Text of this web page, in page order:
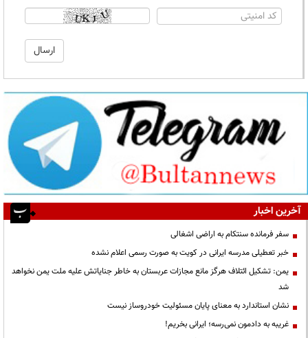
آخرین اخبار
سفر فرمانده سنتکام به اراضی اشغالی
خبر تعطیلی مدرسه ایرانی در کویت به صورت رسمی اعلام نشده
یمن: تشکیل ائتلاف هرگز مانع مجازات عربستان به خاطر جنایاتش علیه ملت یمن نخواهد
شد
نشان استاندارد به معنای پایان مسئولیت خودروساز نیست
غریبه به دادمون نمی‌رسه؛ ایرانی بخریم!